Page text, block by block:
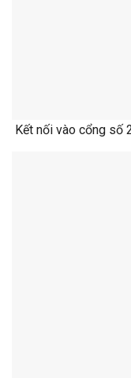
Kết nối vào cổng số